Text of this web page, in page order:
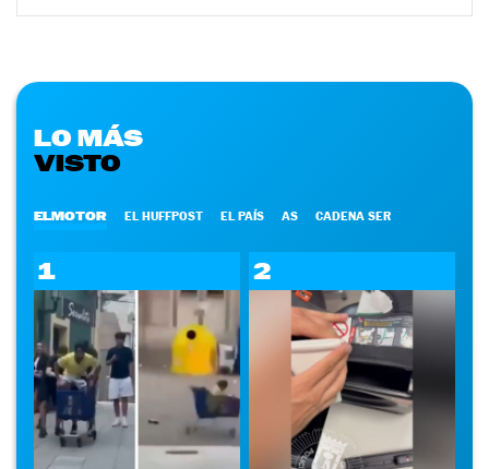
LO MÁS
VISTO
ELMOTOR EL HUFFPOST EL PAÍS AS CADENA SER
1 2